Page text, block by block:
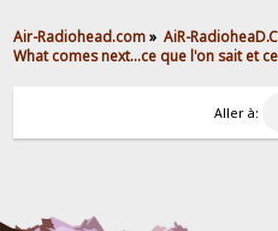
Air-Radiohead.com» AiR-
What comes next...ce que l'on sait et
Aller à: